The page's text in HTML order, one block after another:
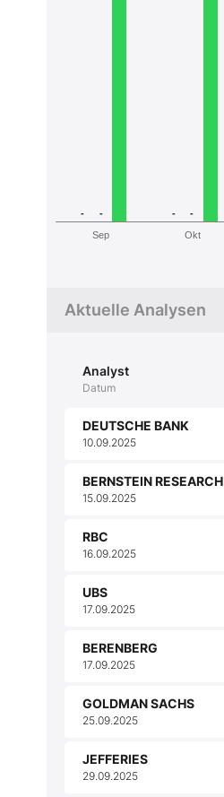
- -
- -
Sep Okt
Aktuelle Analysen
Analyst
Datum
DEUTSCHE BANK
10.09.2025
BERNSTEIN RESEARCH
15.09.2025
RBC
16.09.2025
UBS
17.09.2025
BERENBERG
17.09.2025
GOLDMAN SACHS
25.09.2025
JEFFERIES
29.09.2025